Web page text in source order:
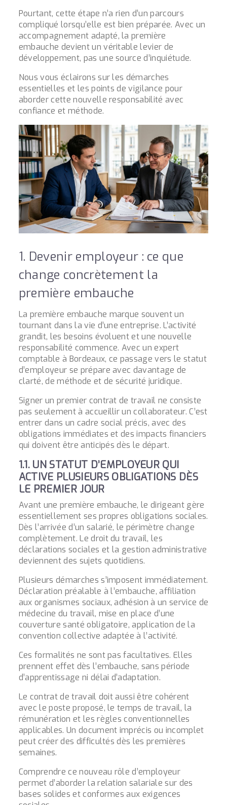
Pourtant, cette étape n’a rien d’un parcours
compliqué lorsqu’elle est bien préparée. Avec un
accompagnement adapté, la première
embauche devient un véritable levier de
développement, pas une source d’inquiétude.
Nous vous éclairons sur les démarches
essentielles et les points de vigilance pour
aborder cette nouvelle responsabilité avec
confiance et méthode.
1. Devenir employeur : ce que
change concrètement la
première embauche
La première embauche marque souvent un
tournant dans la vie d’une entreprise. L’activité
grandit, les besoins évoluent et une nouvelle
responsabilité commence. Avec un expert
comptable à Bordeaux, ce passage vers le statut
d’employeur se prépare avec davantage de
clarté, de méthode et de sécurité juridique.
Signer un premier contrat de travail ne consiste
pas seulement à accueillir un collaborateur. C’est
entrer dans un cadre social précis, avec des
obligations immédiates et des impacts financiers
qui doivent être anticipés dès le départ.
1.1. UN STATUT D’EMPLOYEUR QUI
ACTIVE PLUSIEURS OBLIGATIONS DÈS
LE PREMIER JOUR
Avant une première embauche, le dirigeant gère
essentiellement ses propres obligations sociales.
Dès l’arrivée d’un salarié, le périmètre change
complètement. Le droit du travail, les
déclarations sociales et la gestion administrative
deviennent des sujets quotidiens.
Plusieurs démarches s’imposent immédiatement.
Déclaration préalable à l’embauche, affiliation
aux organismes sociaux, adhésion à un service de
médecine du travail, mise en place d’une
couverture santé obligatoire, application de la
convention collective adaptée à l’activité.
Ces formalités ne sont pas facultatives. Elles
prennent effet dès l’embauche, sans période
d’apprentissage ni délai d’adaptation.
Le contrat de travail doit aussi être cohérent
avec le poste proposé, le temps de travail, la
rémunération et les règles conventionnelles
applicables. Un document imprécis ou incomplet
peut créer des difficultés dès les premières
semaines.
Comprendre ce nouveau rôle d’employeur
permet d’aborder la relation salariale sur des
bases solides et conformes aux exigences